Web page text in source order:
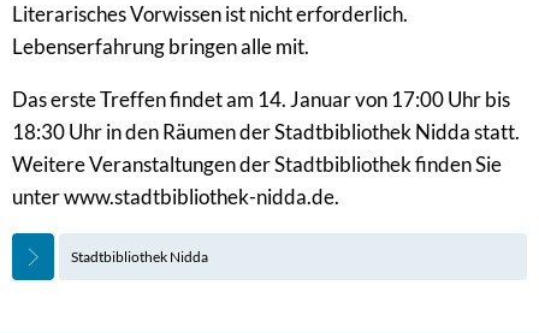
Literarisches Vorwissen ist nicht erforderlich.
Lebenserfahrung bringen alle mit.
Das erste Treffen findet am 14. Januar von 17:00 Uhr bis
18:30 Uhr in den Räumen der Stadtbibliothek Nidda statt.
Weitere Veranstaltungen der Stadtbibliothek finden Sie
unter www.stadtbibliothek-nidda.de.
Stadtbibliothek Nidda